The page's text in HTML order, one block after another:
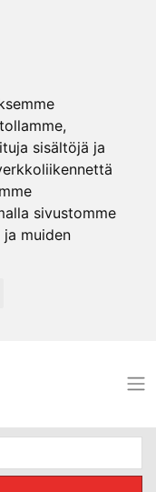
sisältöjä ja
sivustomme
muiden